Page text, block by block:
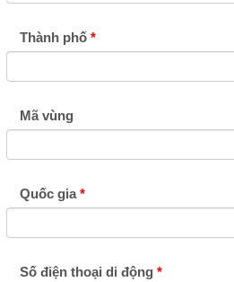
Thành phố
Mã vùng
Quốc gia
Số điện thoại di động